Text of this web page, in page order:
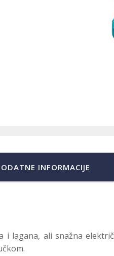
INFORMACIJE
i lagana, ali snažna